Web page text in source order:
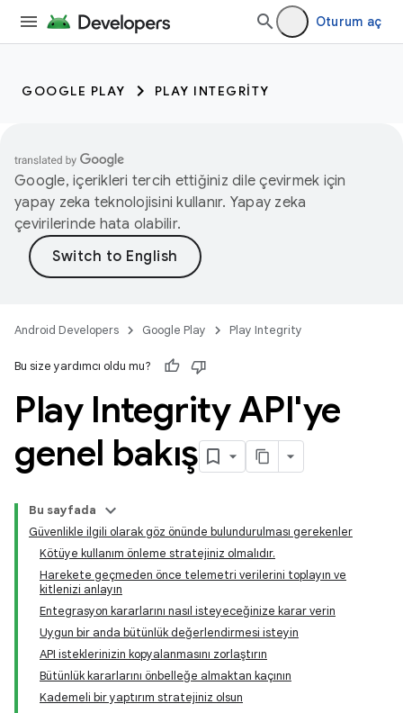
Oturum aç
GOOGLE PLAY PLAY INTEGRITY
Google, içerikleri tercih ettiğiniz dile çevirmek için
yapay zeka teknolojisini kullanır. Yapay zeka
çevirilerinde hata olabilir.
Android Developers Google Play Play Integrity
Bu size yardımcı oldu mu?
Play Integrity API'ye
genel bakış
Bu sayfada
Güvenlikle ilgili olarak göz önünde bulundurulması gerekenler
Kötüye kullanım önleme stratejiniz olmalıdır.
Harekete geçmeden önce telemetri verilerini toplayın ve
kitlenizi anlayın
Entegrasyon kararlarını nasıl isteyeceğinize karar verin
Uygun bir anda bütünlük değerlendirmesi isteyin
API isteklerinizin kopyalanmasını zorlaştırın
Bütünlük kararlarını önbelleğe almaktan kaçının
Kademeli bir yaptırım stratejiniz olsun